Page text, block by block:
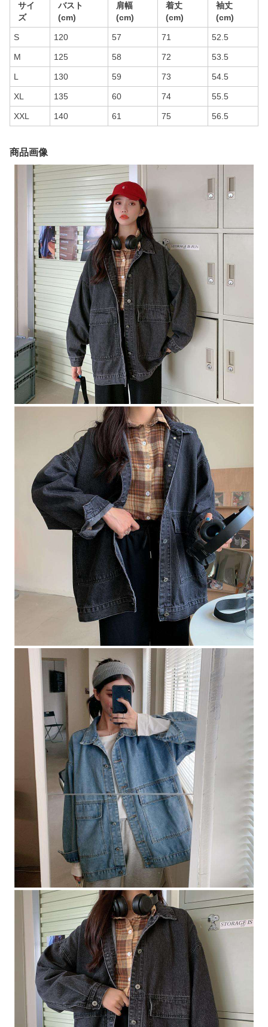
サイ
ズ
バスト
(cm)
肩幅
(cm)
着丈
(cm)
袖丈
(cm)
S 120 57 71 52.5
M 125 58 72 53.5
L 130 59 73 54.5
XL 135 60 74 55.5
XXL 140 61 75 56.5
商品画像